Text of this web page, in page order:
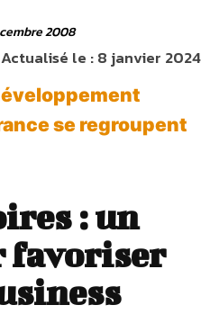
2008
Actualisé le :8 janvier 2024
se regroupent
: un
favoriser